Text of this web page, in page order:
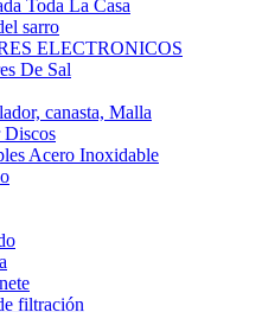
Toda La Casa
sarro
ELECTRONICOS
De Sal
canasta, Malla
Acero Inoxidable
filtración